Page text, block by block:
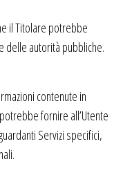
il Titolare potrebbe
delle autorità pubbliche.
contenute in
fornire all’Utente
Servizi specifici,